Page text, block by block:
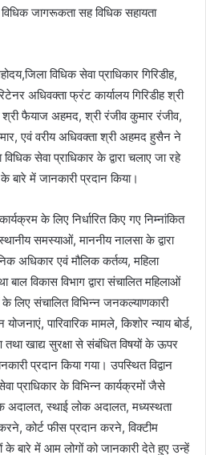
जागरूकता सह विधिक सहायता
विधिक सेवा प्राधिकार गिरिडीह,
अधिवक्ता फ्रंट कार्यालय गिरिडीह श्री
श्री फैयाज अहमद, श्री रंजीव कुमार रंजीव,
एवं वरीय अधिवक्ता श्री अहमद हुसैन ने
सेवा प्राधिकार के द्वारा चलाए जा रहे
बारे में जानकारी प्रदान किया।
के लिए निर्धारित किए गए निम्नांकित
समस्याओं, माननीय नालसा के द्वारा
अधिकार एवं मौलिक कर्तव्य, महिला
विकास विभाग द्वारा संचालित महिलाओं
के लिए संचालित विभिन्न जनकल्याणकारी
पारिवारिक मामले, किशोर न्याय बोर्ड,
खाद्य सुरक्षा से संबंधित विषयों के ऊपर
प्रदान किया गया। उपस्थित विद्वान
प्राधिकार के विभिन्न कार्यक्रमों जैसे
स्थाई लोक अदालत, मध्यस्थता
कोर्ट फीस प्रदान करने, विक्टीम
बारे में आम लोगों को जानकारी देते हुए उन्हें